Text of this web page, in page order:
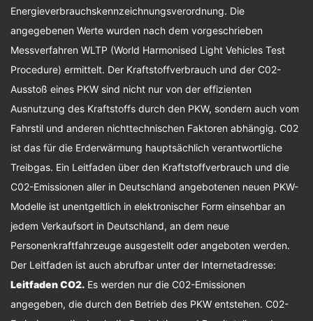
Energieverbrauchskennzeichnungsverordnung. Die
angegebenen Werte wurden nach dem vorgeschrieben
Messverfahren WLTP (World Harmonised Light Vehicles Test
Procedure) ermittelt. Der Kraftstoffverbrauch und der C02-
Ausstoß eines PKW sind nicht nur von der effizienten
Ausnutzung des Kraftstoffs durch den PKW, sondern auch vom
Fahrstil und anderen nichttechnischen Faktoren abhängig. C02
ist das für die Erderwärmung hauptsächlich verantwortliche
Treibgas. Ein Leitfaden über den Kraftstoffverbrauch und die
C02-Emissionen aller in Deutschland angebotenen neuen PKW-
Modelle ist unentgeltlich in elektronischer Form einsehbar an
jedem Verkaufsort in Deutschland, an dem neue
Personenkraftfahrzeuge ausgestellt oder angeboten werden.
Der Leitfaden ist auch abrufbar unter der Internetadresse:
Leitfaden CO2. Es werden nur die C02-Emissionen
angegeben, die durch den Betrieb des PKW entstehen. C02-